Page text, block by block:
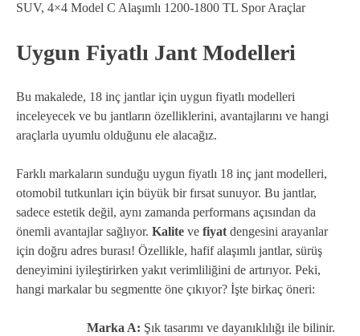
SUV, 4×4 Model C Alaşımlı 1200-1800 TL Spor Araçlar
Uygun Fiyatlı Jant Modelleri
Bu makalede, 18 inç jantlar için uygun fiyatlı modelleri
inceleyecek ve bu jantların özelliklerini, avantajlarını ve hangi
araçlarla uyumlu olduğunu ele alacağız.
Farklı markaların sunduğu uygun fiyatlı 18 inç jant modelleri,
otomobil tutkunları için büyük bir fırsat sunuyor. Bu jantlar,
sadece estetik değil, aynı zamanda performans açısından da
önemli avantajlar sağlıyor. Kalite ve fiyat dengesini arayanlar
için doğru adres burası! Özellikle, hafif alaşımlı jantlar, sürüş
deneyimini iyileştirirken yakıt verimliliğini de artırıyor. Peki,
hangi markalar bu segmentte öne çıkıyor? İşte birkaç öneri:
Marka A: Şık tasarımı ve dayanıklılığı ile bilinir.